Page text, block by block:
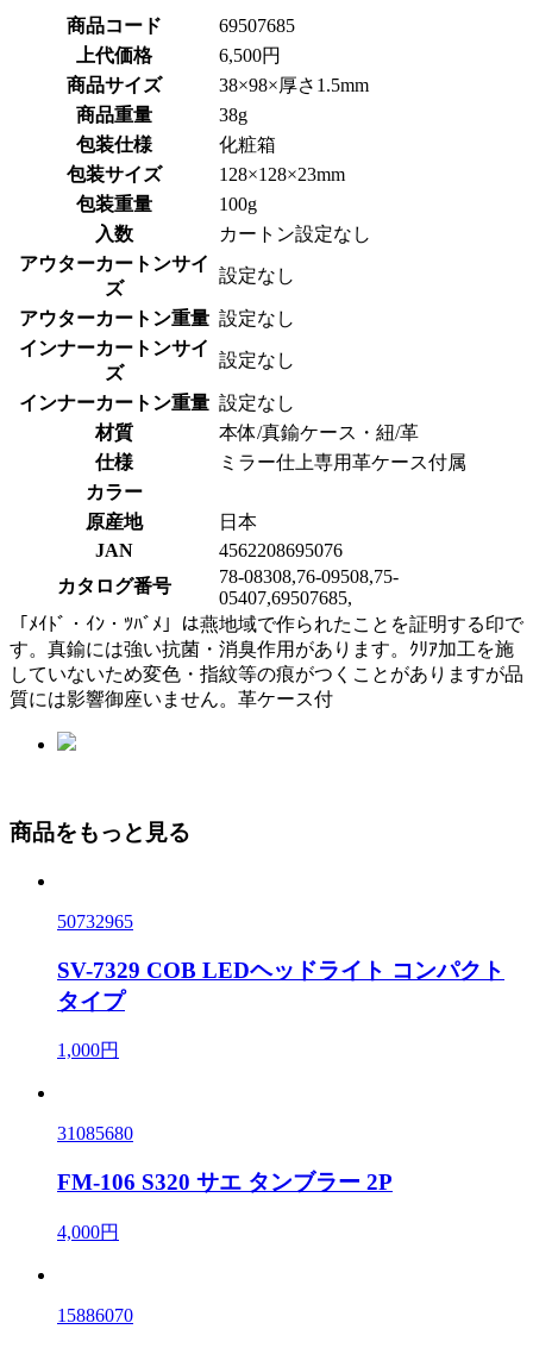
商品コード
69507685
上代価格
6,500円
商品サイズ
38×98×厚さ1.5mm
商品重量
38g
包装仕様
化粧箱
包装サイズ
128×128×23mm
包装重量
100g
入数
カートン設定なし
アウターカートンサイ
ズ
設定なし
アウターカートン重量 設定なし
インナーカートンサイ
ズ
設定なし
インナーカートン重量 設定なし
材質
本体/真鍮ケース・紐/革
仕様
ミラー仕上専用革ケース付属
カラー
原産地
日本
JAN
4562208695076
カタログ番号
78-08308,76-09508,75-
05407,69507685,
「ﾒｲﾄﾞ・ｲﾝ・ﾂﾊﾞﾒ」は燕地域で作られたことを証明する印で
す。真鍮には強い抗菌・消臭作用があります。ｸﾘｱ加工を施
していないため変色・指紋等の痕がつくことがありますが品
質には影響御座いません。革ケース付
商品をもっと見る
50732965
SV-7329 COB LEDヘッドライト コンパクト
タイプ
1,000円
31085680
FM-106 S320 サエ タンブラー 2P
4,000円
15886070